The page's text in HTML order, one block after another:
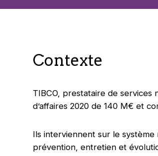
Contexte
TIBCO, prestataire de
d’affaires 2020 de 140 M€ et
Ils interviennent sur le
prévention, entretien et